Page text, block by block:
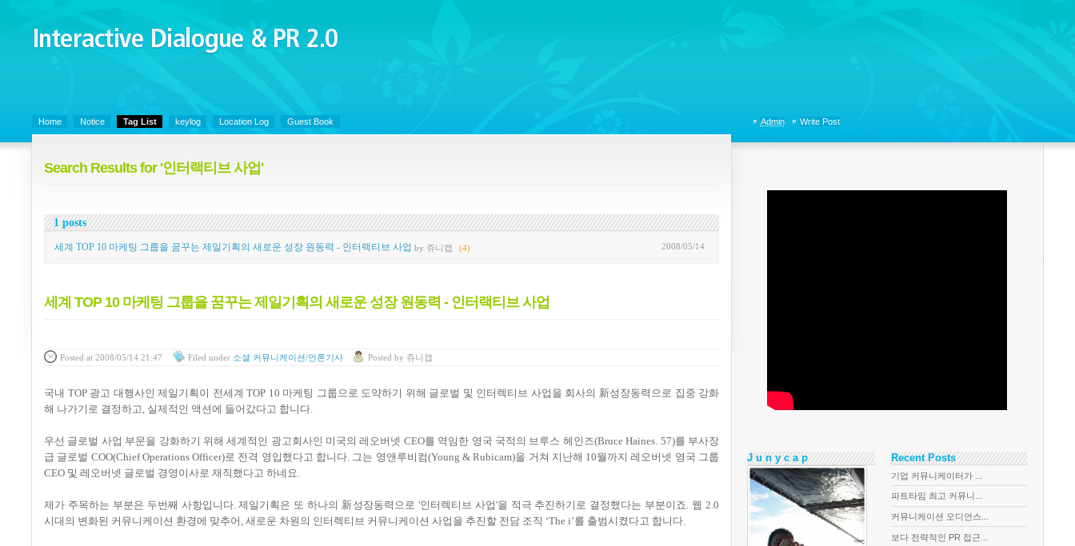
Interactive Dialogue &
PR 2.0
Home Notice Tag List keylog Location Log Guest Book
Search Results for '인터랙티브 사업'
1 posts
2008/05/14
세계 TOP 10 마케팅 그룹을 꿈꾸는 제일기획의 새로운 성장 원동력 - 인터랙티브 사업 by 쥬니캡 (4)
세계 TOP 10 마케팅 그룹을 꿈꾸는 제일기획의 새로운 성장 원동력 - 인터랙티브 사업
Posted at 2008/05/14 21:47 Filed under 소셜 커뮤니케이션/언론기사 Posted by 쥬니캡
국내 TOP 광고 대행사인 제일기획이 전세계 TOP 10 마케팅 그룹으로 도약하기 위해 글로벌 및 인터렉티브 사업을 회사의 新성장동력으로 집중 강화
해 나가기로 결정하고, 실제적인 액션에 들어갔다고 합니다.
우선 글로벌 사업 부문을 강화하기 위해 세계적인 광고회사인 미국의 레오버넷 CEO를 역임한 영국 국적의 브루스 헤인즈(Bruce Haines. 57)를 부사장
급 글로벌 COO(Chief Operations Officer)로 전격 영입했다고 합니다. 그는 영앤루비컴(Young & Rubicam)을 거쳐 지난해 10월까지 레오버넷 영국 그룹
CEO 및 레오버넷 글로벌 경영이사로 재직했다고 하네요.
제가 주목하는 부분은 두번째 사항입니다. 제일기획은 또 하나의 新성장동력으로 '인터렉티브 사업'을 적극 추진하기로 결정했다는 부분이죠. 웹 2.0
시대의 변화된 커뮤니케이션 환경에 맞추어, 새로운 차원의 인터렉티브 커뮤니케이션 사업을 추진할 전담 조직 ‘The i’를 출범시켰다고 합니다.
Admin Write Post
J u n y c a p Recent Posts
기업 커뮤니케이터가 ...
파트타임 최고 커뮤니...
커뮤니케이션 오디언스...
보다 전략적인 PR 접근...